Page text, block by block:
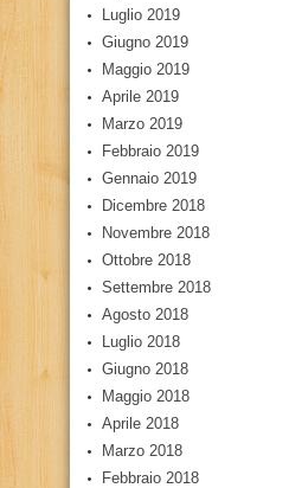
Luglio 2019
Giugno 2019
Maggio 2019
Aprile 2019
Marzo 2019
Febbraio 2019
Gennaio 2019
Dicembre 2018
Novembre 2018
Ottobre 2018
Settembre 2018
Agosto 2018
Luglio 2018
Giugno 2018
Maggio 2018
Aprile 2018
Marzo 2018
Febbraio 2018